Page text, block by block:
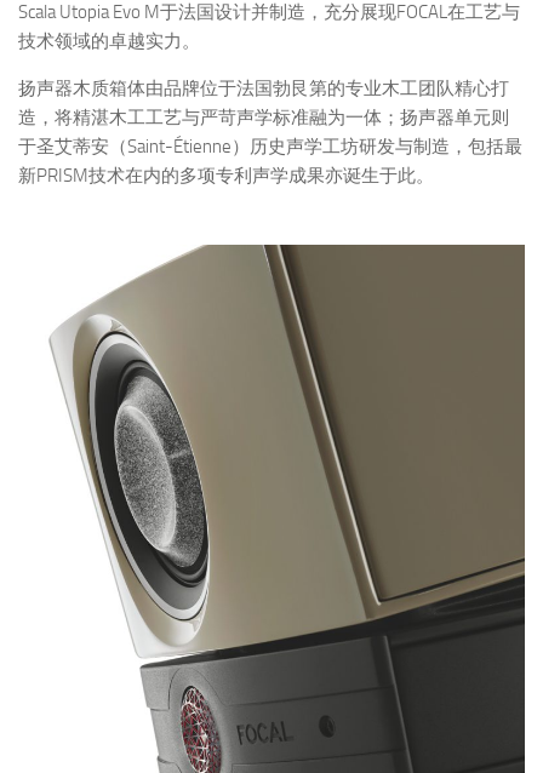
Scala Utopia Evo M于法国设计并制造，充分展现FOCAL在工艺与
技术领域的卓越实力。
扬声器木质箱体由品牌位于法国勃艮第的专业木工团队精心打
造，将精湛木工工艺与严苛声学标准融为一体；扬声器单元则
于圣艾蒂安（Saint-Étienne）历史声学工坊研发与制造，包括最
新PRISM技术在内的多项专利声学成果亦诞生于此。